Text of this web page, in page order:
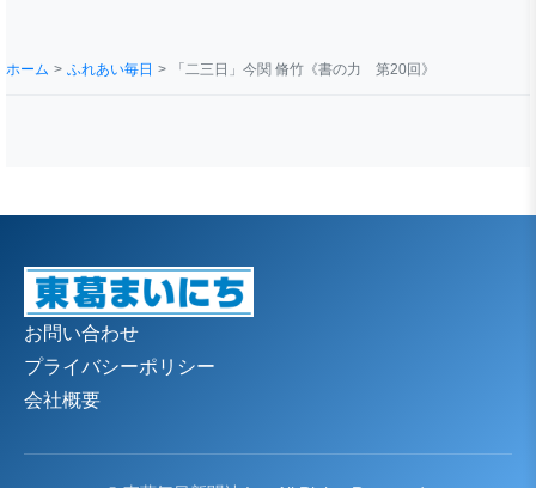
ホーム ふれあい毎日 「二三日」今関 脩竹《書の力 第20回》
お問い合わせ
プライバシーポリシー
会社概要